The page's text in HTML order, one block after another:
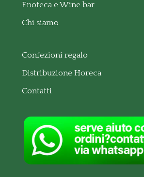
Enoteca e Wine bar
Chi siamo
Confezioni regalo
Distribuzione Horeca
Contatti